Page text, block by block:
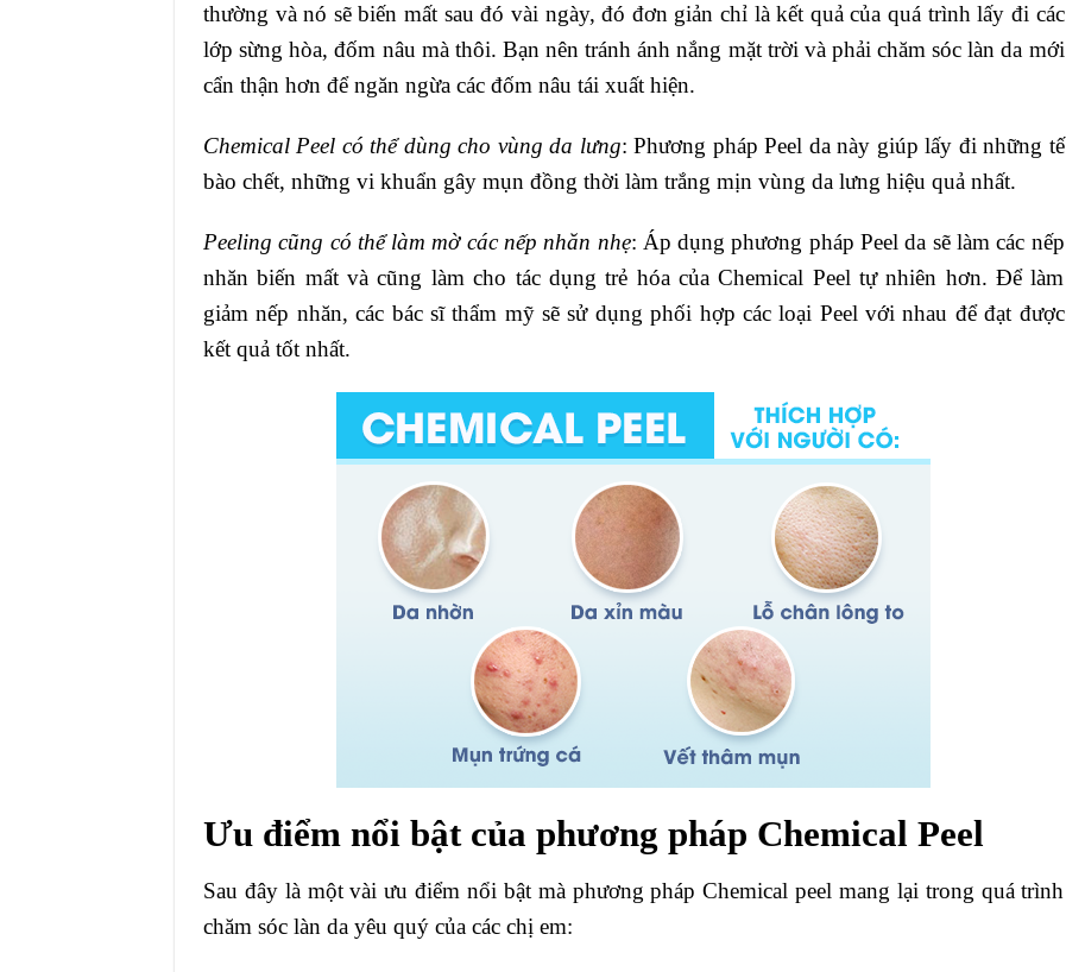
thường và nó sẽ biến mất sau đó vài ngày, đó đơn giản chỉ là kết quả của quá trình lấy đi các
lớp sừng hòa, đốm nâu mà thôi. Bạn nên tránh ánh nắng mặt trời và phải chăm sóc làn da mới
cẩn thận hơn để ngăn ngừa các đốm nâu tái xuất hiện.
Chemical Peel có thể dùng cho vùng da lưng: Phương pháp Peel da này giúp lấy đi những tế
bào chết, những vi khuẩn gây mụn đồng thời làm trắng mịn vùng da lưng hiệu quả nhất.
Peeling cũng có thể làm mờ các nếp nhăn nhẹ: Áp dụng phương pháp Peel da sẽ làm các nếp
nhăn biến mất và cũng làm cho tác dụng trẻ hóa của Chemical Peel tự nhiên hơn. Để làm
giảm nếp nhăn, các bác sĩ thẩm mỹ sẽ sử dụng phối hợp các loại Peel với nhau để đạt được
kết quả tốt nhất.
Ưu điểm nổi bật của phương pháp Chemical Peel
Sau đây là một vài ưu điểm nổi bật mà phương pháp Chemical peel mang lại trong quá trình
chăm sóc làn da yêu quý của các chị em: